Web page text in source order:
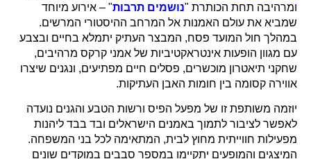
ומרהיבה תחת הכותרת "נושמים תרבות" – אירוע מיוחד
שמביא את עולם האמנות אל המרחב ההיסטורי המרשים.
במהלך חול המועד פסח, המבצר העתיק יתמלא בחיים ובצבע
עם מגוון הופעות אינטראקטיביות של אמני קרקס מרהיבים,
שחקני תיאטרון מוכשרים, פסלים חיים מפתיעים, ונגנים שיצרו
אווירה קסומה בין חומות האבן העתיקות.
יוזמה משותפת זו של מפעל הפיס ורשות הטבע והגנים נועדה
לאפשר לציבור לתמוך באמנים הישראלים ובד בבד ליהנות
מפעילות חווייתית מחוץ לבית, המתאימה לכל בני המשפחה.
המיצגים והמופעים יתקיימו במספר סבבים במוקדים שונים